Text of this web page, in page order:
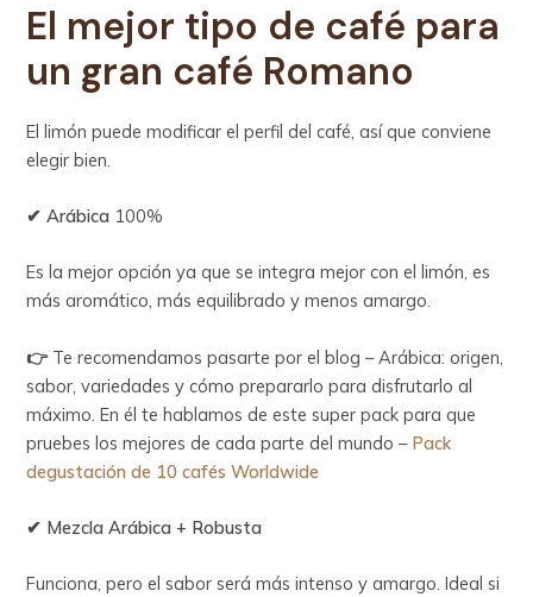
El mejor tipo de café para
un gran café Romano
El limón puede modificar el perfil del café, así que conviene
elegir bien.
✔ Arábica 100%
Es la mejor opción ya que se integra mejor con el limón, es
más aromático, más equilibrado y menos amargo.
👉 Te recomendamos pasarte por el blog – Arábica: origen,
sabor, variedades y cómo prepararlo para disfrutarlo al
máximo. En él te hablamos de este super pack para que
pruebes los mejores de cada parte del mundo – Pack
degustación de 10 cafés Worldwide
✔ Mezcla Arábica + Robusta
Funciona, pero el sabor será más intenso y amargo. Ideal si